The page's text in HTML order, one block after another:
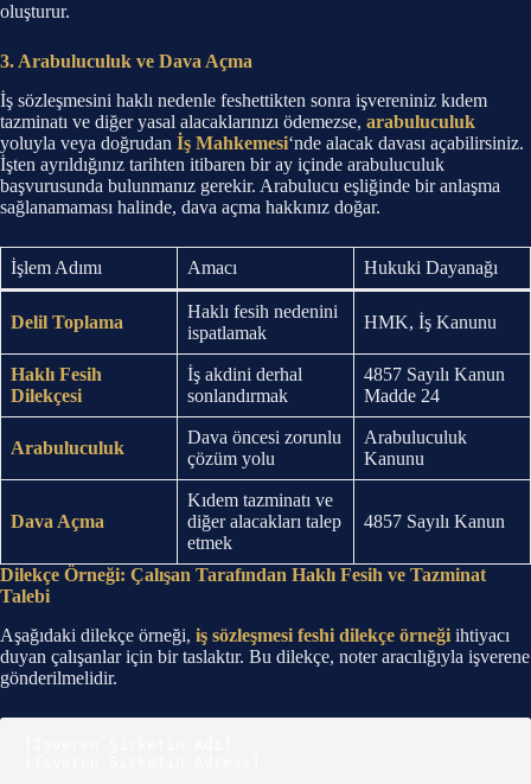
oluşturur.
3. Arabuluculuk ve Dava Açma
İş sözleşmesini haklı nedenle feshettikten sonra işvereniniz kıdem
tazminatı ve diğer yasal alacaklarınızı ödemezse, arabuluculuk
yoluyla veya doğrudan İş Mahkemesi‘nde alacak davası açabilirsiniz.
İşten ayrıldığınız tarihten itibaren bir ay içinde arabuluculuk
başvurusunda bulunmanız gerekir. Arabulucu eşliğinde bir anlaşma
sağlanamaması halinde, dava açma hakkınız doğar.
İşlem Adımı Amacı Hukuki Dayanağı
Delil Toplama
Haklı fesih nedenini
ispatlamak
HMK, İş Kanunu
Haklı Fesih
Dilekçesi
İş akdini derhal
sonlandırmak
4857 Sayılı Kanun
Madde 24
Arabuluculuk
Dava öncesi zorunlu
çözüm yolu
Arabuluculuk
Kanunu
Dava Açma
Kıdem tazminatı ve
diğer alacakları talep
etmek
4857 Sayılı Kanun
Dilekçe Örneği: Çalışan Tarafından Haklı Fesih ve Tazminat
Talebi
Aşağıdaki dilekçe örneği, iş sözleşmesi feshi dilekçe örneği ihtiyacı
duyan çalışanlar için bir taslaktır. Bu dilekçe, noter aracılığıyla işverene
gönderilmelidir.